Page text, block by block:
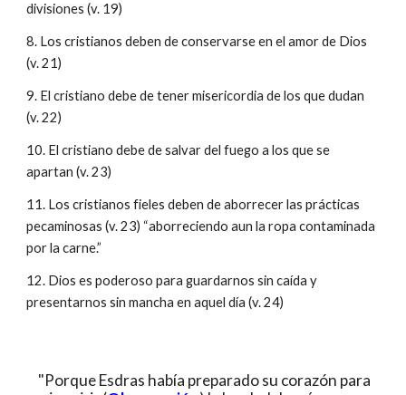
divisiones (v. 19)
8. Los cristianos deben de conservarse en el amor de Dios
(v. 21)
9. El cristiano debe de tener misericordia de los que dudan
(v. 22)
10. El cristiano debe de salvar del fuego a los que se
apartan (v. 23)
11. Los cristianos fieles deben de aborrecer las prácticas
pecaminosas (v. 23) “aborreciendo aun la ropa contaminada
por la carne.”
12. Dios es poderoso para guardarnos sin caída y
presentarnos sin mancha en aquel día (v. 24)
"Porque Esdras había preparado su corazón para